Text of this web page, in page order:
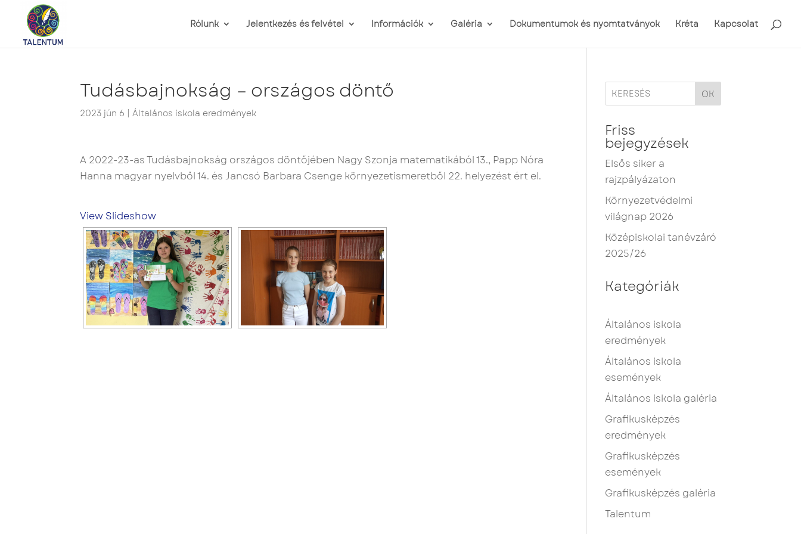
Rólunk Jelentkezés és felvétel Információk Galéria Dokumentumok és nyomtatványok Kréta Kapcsolat
Tudásbajnokság – országos döntő
2023 jún 6 |Általános iskola eredmények
A 2022-23-as Tudásbajnokság országos döntőjében Nagy Szonja matematikából 13., Papp Nóra
Hanna magyar nyelvből 14. és Jancsó Barbara Csenge környezetismeretből 22. helyezést ért el.
View Slideshow
OK
Friss
bejegyzések
Elsős siker a
rajzpályázaton
Környezetvédelmi
világnap 2026
Középiskolai tanévzáró
2025/26
Kategóriák
Általános iskola
eredmények
Általános iskola
események
Általános iskola galéria
Grafikusképzés
eredmények
Grafikusképzés
események
Grafikusképzés galéria
Talentum